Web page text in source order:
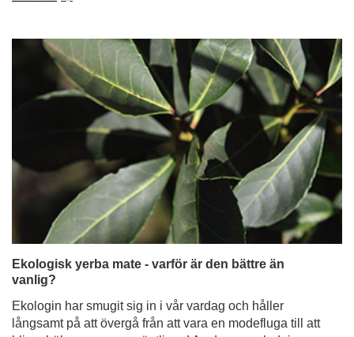
Ekologisk yerba mate - varför är den bättre än
vanlig?
Ekologin har smugit sig in i vår vardag och håller
långsamt på att övergå från att vara en modefluga till att
bli en hälsosam vana - äntligen! Av denna anledning
ökar ekologisk mat i popularitet. Men det gäller inte bara
frukt och grönsaker, utan även ekologisk yerba mate har
certifierade produkter? Är ekologisk yerba mate bättre än
vanligt mate-te och varför? Var kan man leta efter